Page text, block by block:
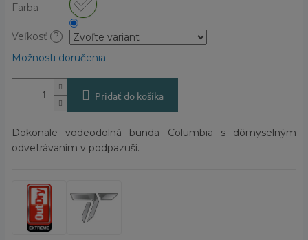
Farba
Veľkosť ?
Možnosti doručenia
Pridať do košíka
Dokonale vodeodolná bunda Columbia s dômyselným
odvetrávaním v podpazuší.